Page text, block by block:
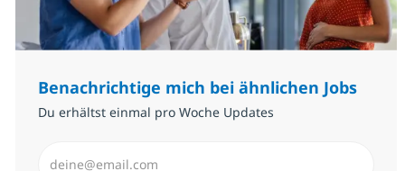
Benachrichtige mich bei ähnlichen Jobs
Du erhältst einmal pro Woche Updates